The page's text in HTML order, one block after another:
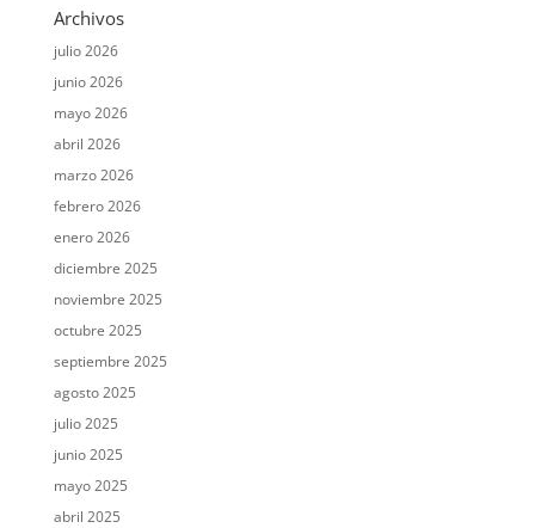
Archivos
julio 2026
junio 2026
mayo 2026
abril 2026
marzo 2026
febrero 2026
enero 2026
diciembre 2025
noviembre 2025
octubre 2025
septiembre 2025
agosto 2025
julio 2025
junio 2025
mayo 2025
abril 2025